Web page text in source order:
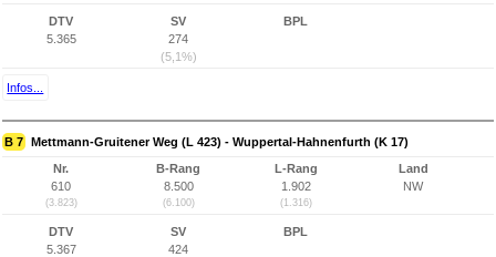
DTV
5.365
SV
274
(5,1%)
BPL
Infos...
B 7 Mettmann-Gruitener Weg (L 423) - Wuppertal-Hahnenfurth (K 17)
Nr.
610
(3.823)
B-Rang
8.500
(6.100)
L-Rang
1.902
(1.316)
Land
NW
DTV
5.367
SV
424
BPL